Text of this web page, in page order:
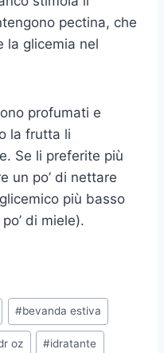
pectina, che
la glicemia nel
profumati e
la frutta li
Se li preferite più
un po’ di nettare
più basso
di miele).
#bevanda estiva
oz #idratante